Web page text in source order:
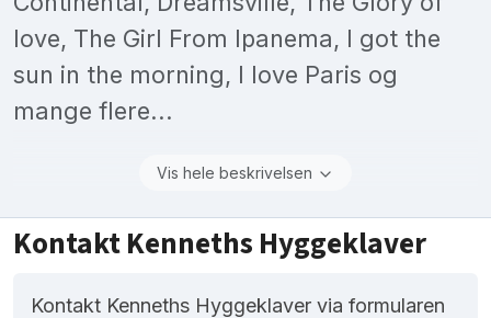
love, The Girl From Ipanema, I got the
sun in the morning, I love Paris og
mange flere...
Vis hele beskrivelsen
Kontakt Kenneths Hyggeklaver
Kontakt Kenneths Hyggeklaver via formularen